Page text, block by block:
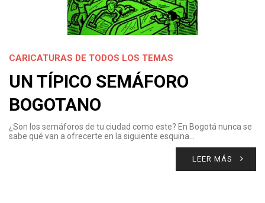
CARICATURAS DE TODOS LOS TEMAS
UN TÍPICO SEMÁFORO
BOGOTANO
¿Son los semáforos de tu ciudad como este? En Bogotá nunca se
sabe qué van a ofrecerte en la siguiente esquina…
LEER MÁS